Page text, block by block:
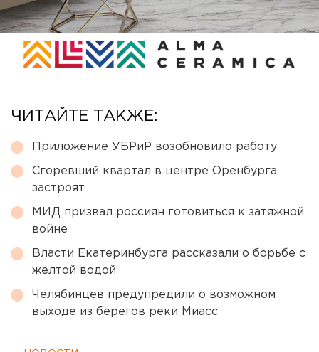
ЧИТАЙТЕ ТАКЖЕ:
Приложение УБРиР возобновило работу
Сгоревший квартал в центре Оренбурга
застроят
МИД призвал россиян готовиться к затяжной
войне
Власти Екатеринбурга рассказали о борьбе с
желтой водой
Челябинцев предупредили о возможном
выходе из берегов реки Миасс